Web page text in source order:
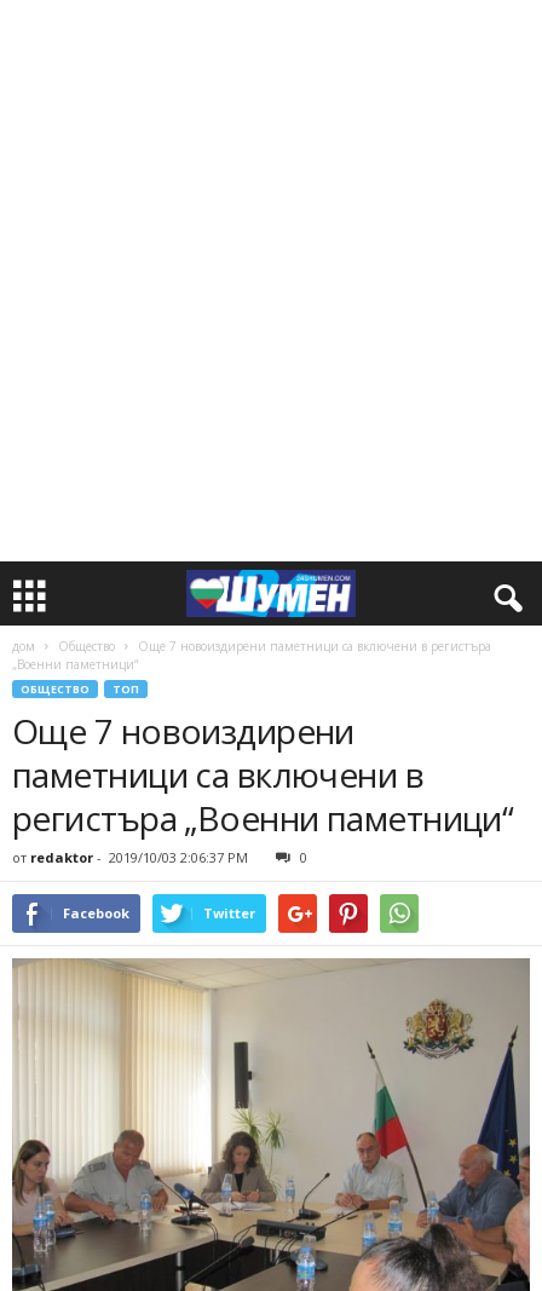
дом Общество
Още 7 новоиздирени паметници са включени в регистъра
„Военни паметници“
ОБЩЕСТВО ТОП
Още 7 новоиздирени
паметници са включени в
регистъра „Военни паметници“
от redaktor - 2019/10/03 2:06:37 PM 0
Facebook Twitter